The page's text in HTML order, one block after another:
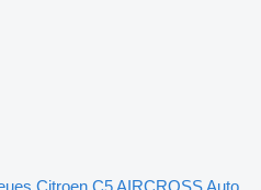
Citroen C5 AIRCROSS Auto